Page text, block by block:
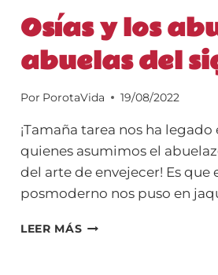
Osías y los
abuelas del
Por PorotaVida 19/08/2022
¡Tamaña tarea nos ha legado
quienes asumimos el
del arte de envejecer! Es que
posmoderno nos puso en
LEER MÁS OSÍAS